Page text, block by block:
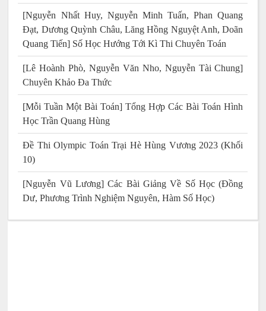
[Nguyễn Nhất Huy, Nguyễn Minh Tuấn, Phan Quang
Đạt, Dương Quỳnh Châu, Lăng Hồng Nguyệt Anh, Doãn
Quang Tiến] Số Học Hướng Tới Kì Thi Chuyên Toán
[Lê Hoành Phò, Nguyễn Văn Nho, Nguyễn Tài Chung]
Chuyên Khảo Đa Thức
[Mỗi Tuần Một Bài Toán] Tổng Hợp Các Bài Toán Hình
Học Trần Quang Hùng
Đề Thi Olympic Toán Trại Hè Hùng Vương 2023 (Khối
10)
[Nguyễn Vũ Lương] Các Bài Giảng Về Số Học (Đồng
Dư, Phương Trình Nghiệm Nguyên, Hàm Số Học)